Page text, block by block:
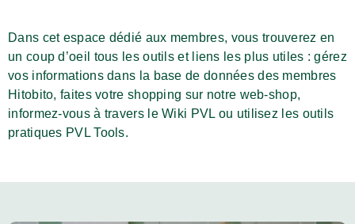
Dans cet espace dédié aux membres, vous trouverez en
un coup d’oeil tous les outils et liens les plus utiles : gérez
vos informations dans la base de données des membres
Hitobito, faites votre shopping sur notre web-shop,
informez-vous à travers le Wiki PVL ou utilisez les outils
pratiques PVL Tools.